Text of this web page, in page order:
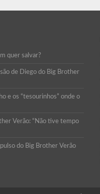
quer salvar?
de Diego do Big Brother
e os “tesourinhos” onde o
Verão: “Não tive tempo
do Big Brother Verão